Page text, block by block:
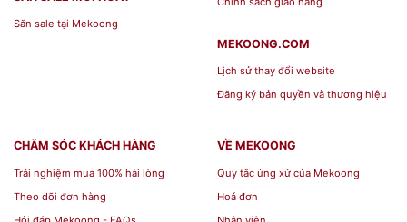
Săn sale tại Mekoong
MEKOONG.COM
Lịch sử thay đổi website
Đăng ký bản quyền và thương hiệu
CHĂM SÓC KHÁCH HÀNG
Trải nghiệm mua 100% hài lòng
Theo dõi đơn hàng
VỀ MEKOONG
Quy tắc ứng xử của Mekoong
Hoá đơn